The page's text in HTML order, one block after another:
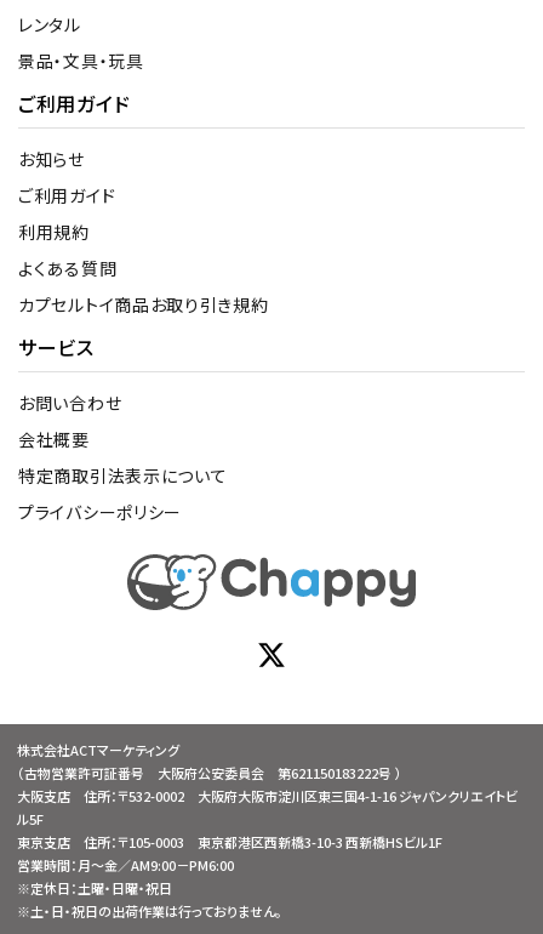
レンタル
景品・文具・玩具
ご利用ガイド
お知らせ
ご利用ガイド
利用規約
よくある質問
カプセルトイ商品お取り引き規約
サービス
お問い合わせ
会社概要
特定商取引法表示について
プライバシーポリシー
株式会社ACTマーケティング
（古物営業許可証番号 大阪府公安委員会 第621150183222号 ）
大阪支店 住所：〒532-0002 大阪府大阪市淀川区東三国4-1-16 ジャパンクリエイトビ
ル5F
東京支店 住所：〒105-0003 東京都港区西新橋3-10-3 西新橋HSビル1F
営業時間：月～金／AM9:00－PM6:00
※定休日：土曜・日曜・祝日
※土・日・祝日の出荷作業は行っておりません。